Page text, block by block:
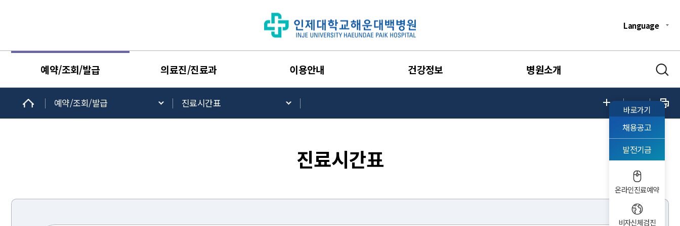
Language
예약/조회/발급 의료진/진료과 이용안내 건강정보 병원소개
예약/조회/발급 진료시간표
진료시간표
바로가기
채용공고
발전기금
온라인진료예약
비자신체검진